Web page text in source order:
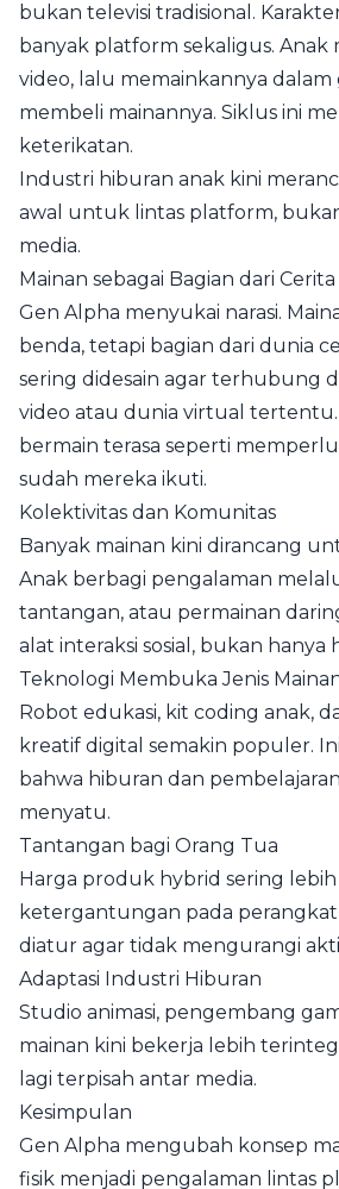
bukan televisi tradisional.
banyak platform sekaligus. Anak
video, lalu memainkannya dalam
membeli mainannya. Siklus ini
keterikatan.
Industri hiburan anak kini
awal untuk lintas platform,
media.
Mainan sebagai Bagian dari Cerita
Gen Alpha menyukai narasi.
benda, tetapi bagian dari dunia
sering didesain agar terhubung
video atau dunia virtual
bermain terasa seperti
sudah mereka ikuti.
Kolektivitas dan Komunitas
Banyak mainan kini dirancang
Anak berbagi pengalaman
tantangan, atau permainan
alat interaksi sosial, bukan hanya
Teknologi Membuka Jenis
Robot edukasi, kit coding anak,
kreatif digital semakin populer.
bahwa hiburan dan
menyatu.
Tantangan bagi Orang Tua
Harga produk hybrid sering lebih
ketergantungan pada
diatur agar tidak mengurangi
Adaptasi Industri Hiburan
Studio animasi, pengembang
mainan kini bekerja lebih
lagi terpisah antar media.
Kesimpulan
Gen Alpha mengubah konsep
fisik menjadi pengalaman lintas